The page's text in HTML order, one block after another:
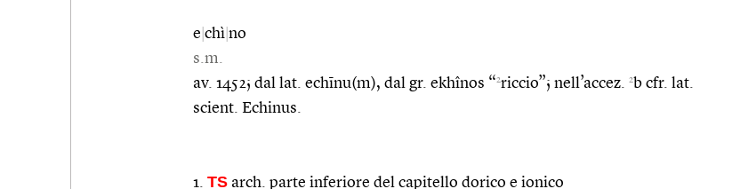
e chì no
s.m.
av. 1452; dal lat. echīnu(m), dal gr. ekhînos “2riccio”; nell’accez. 2b cfr. lat.
scient. Echinus.
1. TS arch. parte inferiore del capitello dorico e ionico